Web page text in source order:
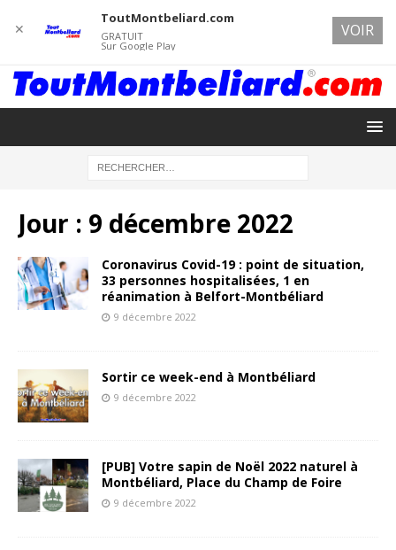
Jour : 9 décembre 2022
Coronavirus Covid-19 : point de situation,
33 personnes hospitalisées, 1 en
réanimation à Belfort-Montbéliard
9 décembre 2022
Sortir ce week-end à Montbéliard
9 décembre 2022
[PUB] Votre sapin de Noël 2022 naturel à
Montbéliard, Place du Champ de Foire
9 décembre 2022
✕
ToutMontbeliard.com
GRATUIT
Sur Google Play
VOIR